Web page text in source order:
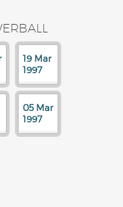
19 Mar
1997
05 Mar
1997